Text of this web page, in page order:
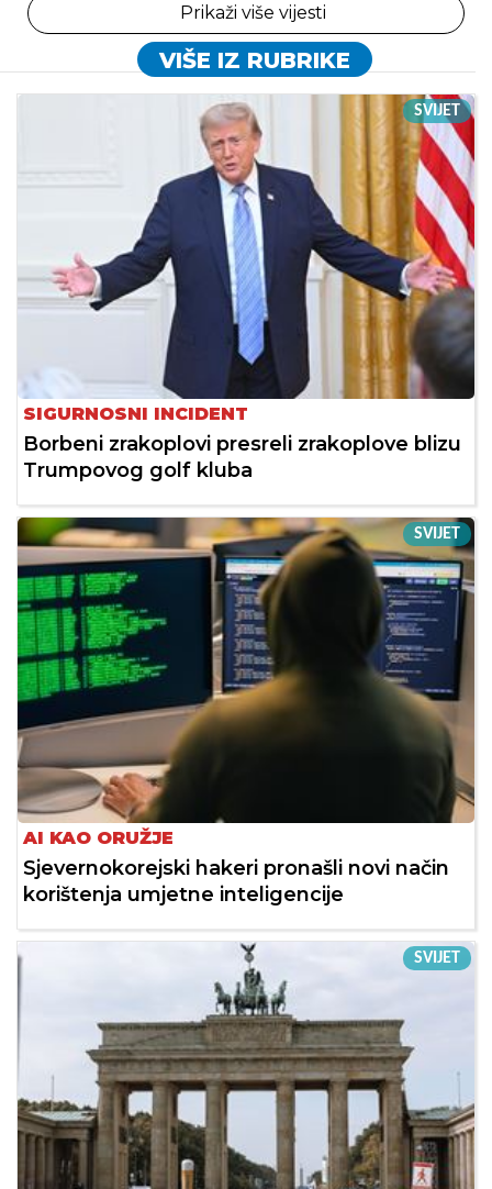
Prikaži više vijesti
VIŠE IZ RUBRIKE
SVIJET
SIGURNOSNI INCIDENT
Borbeni zrakoplovi presreli zrakoplove blizu
Trumpovog golf kluba
SVIJET
AI KAO ORUŽJE
Sjevernokorejski hakeri pronašli novi način
korištenja umjetne inteligencije
SVIJET